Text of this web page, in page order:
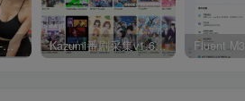
车模视频打包下载-高清无水印版 Kazumi番剧采集v1.6.9：支持自定义规则+在线观看+弹幕，跨平台下载